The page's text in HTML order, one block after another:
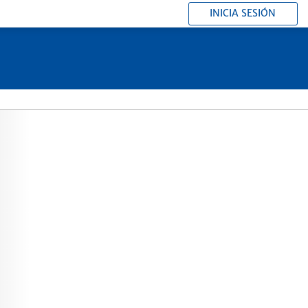
INICIA SESIÓN